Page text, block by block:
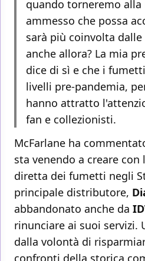
quando torneremo
ammesso che possa
sarà più coinvolta
anche allora? La mia
dice di sì e che i
livelli pre-pandemia,
hanno attratto
fan e collezionisti.
McFarlane ha
sta venendo a creare
diretta dei fumetti negli
principale distributore,
abbandonato anche da
rinunciare ai suoi servizi.
dalla volontà di
confronti della storica